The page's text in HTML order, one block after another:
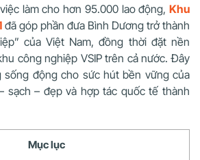
làm cho hơn 95.000 lao động, Khu
đã góp phần đưa Bình Dương trở thành
của Việt Nam, đồng thời đặt nền
công nghiệp VSIP trên cả nước. Đây
sống động cho sức hút bền vững của
sạch – đẹp và hợp tác quốc tế thành
Mục lục